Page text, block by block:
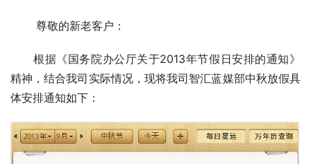
尊敬的新老客户：
根据《国务院办公厅关于2013年节假日安排的通知》
精神，结合我司实际情况，现将我司智汇蓝媒部中秋放假具
体安排通知如下：